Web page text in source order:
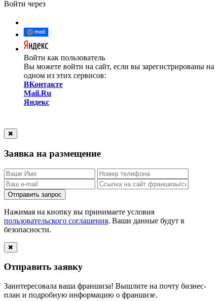
Войти через
Войти как пользователь
Вы можете войти на сайт, если вы зарегистрированы на
одном из этих сервисов:
ВКонтакте
Mail.Ru
Яндекс
✖
Заявка на размещение
Отправить запрос
Нажимая на кнопку вы принимаете условия
пользовательского соглашения. Ваши данные будут в
безопасности.
✖
Отправить заявку
Заинтересовала ваша франшиза! Вышлите на почту бизнес-
план и подробную информацию о франшизе.